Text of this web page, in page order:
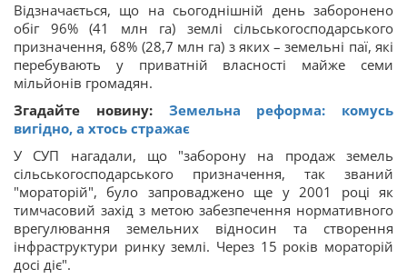
Відзначається, що на сьогоднішній день заборонено
обіг 96% (41 млн га) землі сільськогосподарського
призначення, 68% (28,7 млн га) з яких – земельні паї, які
перебувають у приватній власності майже семи
мільйонів громадян.
Згадайте новину: Земельна реформа: комусь
вигідно, а хтось стражає
У СУП нагадали, що "заборону на продаж земель
сільськогосподарського призначення, так званий
"мораторій", було запроваджено ще у 2001 році як
тимчасовий захід з метою забезпечення нормативного
врегулювання земельних відносин та створення
інфраструктури ринку землі. Через 15 років мораторій
досі діє".